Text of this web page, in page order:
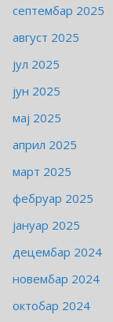
септембар 2025
август 2025
јул 2025
јун 2025
мај 2025
април 2025
март 2025
фебруар 2025
јануар 2025
децембар 2024
новембар 2024
октобар 2024